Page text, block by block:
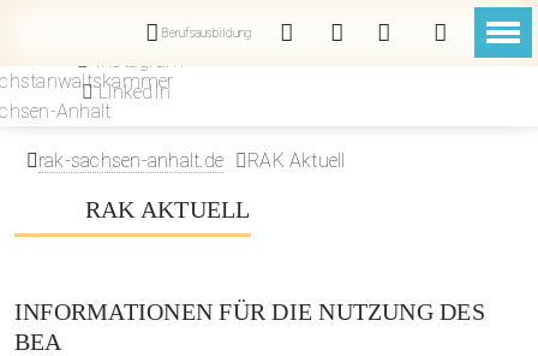
Berufsausbildung
Instagram
LinkedIn
rak-sachsen-anhalt.de RAK Aktuell
RAK AKTUELL
INFORMATIONEN FÜR DIE NUTZUNG DES
BEA
Anwaltsservice
Zulassung
Fachanwaltschaft
Berufsausbildung
Abwicklung
Zulassung
Anträge
Kanzleipflicht
Kanzleisitzverlegung
Kammerbeitrag
Fachanwaltschaft
Allgemeine Informationen
Vorprüfungsausschüsse
Fortbildungsnachweise
Bürgerservice
Anwaltsuche
Beschwerdeverfahren
Prozesskostenhilfe
Kammer
Aufgaben der Kammer
Organisation
Geschäftsstelle
Mitglieder
Mitgliederlogin
Mitgliederstand